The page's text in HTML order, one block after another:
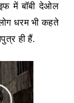
में बॉबी देओल
धरम भी कहते
ही हैं.